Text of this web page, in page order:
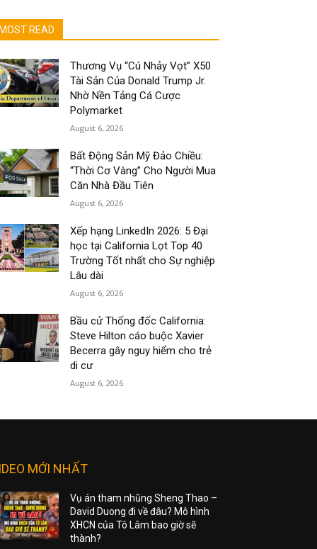
MOST READ
Thương Vụ “Cú Nhảy Vọt” X50
Tài Sản Của Donald Trump Jr.
Nhờ Nền Tảng Cá Cược
Polymarket
August 6, 2026
Bất Động Sản Mỹ Đảo Chiều:
“Thời Cơ Vàng” Cho Người Mua
Căn Nhà Đầu Tiên
August 6, 2026
Xếp hạng LinkedIn 2026: 5 Đại
học tại California Lọt Top 40
Trường Tốt nhất cho Sự nghiệp
Lâu dài
August 6, 2026
Bầu cử Thống đốc California:
Steve Hilton cáo buộc Xavier
Becerra gây nguy hiểm cho trẻ
di cư
August 6, 2026
MỚI NHẤT
Vụ án tham nhũng Sheng Thao –
David Duong đi về đâu? Mô hình
XHCN của Tô Lâm bao giờ sẽ
thành?